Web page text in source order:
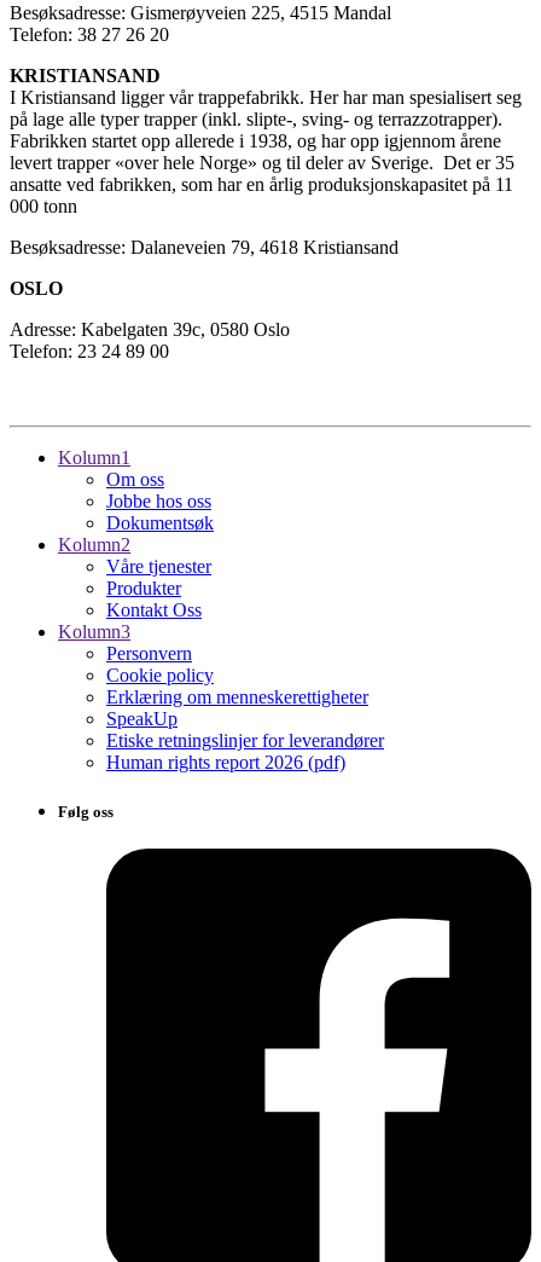
Besøksadresse: Gismerøyveien 225, 4515 Mandal
Telefon: 38 27 26 20
KRISTIANSAND
I Kristiansand ligger vår trappefabrikk. Her har man spesialisert seg
på lage alle typer trapper (inkl. slipte-, sving- og terrazzotrapper).
Fabrikken startet opp allerede i 1938, og har opp igjennom årene
levert trapper «over hele Norge» og til deler av Sverige. Det er 35
ansatte ved fabrikken, som har en årlig produksjonskapasitet på 11
000 tonn
Besøksadresse: Dalaneveien 79, 4618 Kristiansand
OSLO
Adresse: Kabelgaten 39c, 0580 Oslo
Telefon: 23 24 89 00
Kolumn1
Om oss
Jobbe hos oss
Dokumentsøk
Kolumn2
Våre tjenester
Produkter
Kontakt Oss
Kolumn3
Personvern
Cookie policy
Erklæring om menneskerettigheter
SpeakUp
Etiske retningslinjer for leverandører
Human rights report 2026 (pdf)
Følg oss